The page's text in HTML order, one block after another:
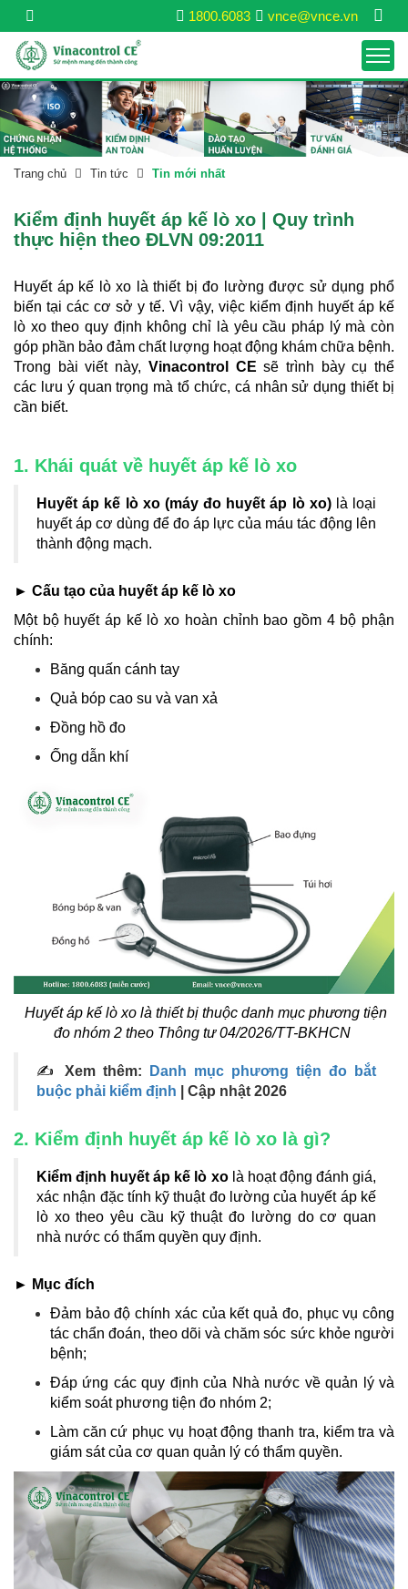
vnce@vnce.vn
1800.6083
Trang chủ Tin tức Tin mới nhất
Kiểm định huyết áp kế lò xo | Quy trình
thực hiện theo ĐLVN 09:2011
Huyết áp kế lò xo là thiết bị đo lường được sử dụng phổ
biến tại các cơ sở y tế. Vì vậy, việc kiểm định huyết áp kế
lò xo theo quy định không chỉ là yêu cầu pháp lý mà còn
góp phần bảo đảm chất lượng hoạt động khám chữa bệnh.
Trong bài viết này, Vinacontrol CE sẽ trình bày cụ thể
các lưu ý quan trọng mà tổ chức, cá nhân sử dụng thiết bị
cần biết.
1. Khái quát về huyết áp kế lò xo
Huyết áp kế lò xo (máy đo huyết áp lò xo)là loại
huyết áp cơ dùng để đo áp lực của máu tác động lên
thành động mạch.
► Cấu tạo của huyết áp kế lò xo
Một bộ huyết áp kế lò xo hoàn chỉnh bao gồm 4 bộ phận
chính:
Băng quấn cánh tay
Quả bóp cao su và van xả
Đồng hồ đo
Ống dẫn khí
Huyết áp kế lò xo là thiết bị thuộc danh mục phương tiện
đo nhóm 2 theo Thông tư 04/2026/TT-BKHCN
✍ Xem thêm:
Danh mục phương tiện đo bắt
buộc phải kiểm định | Cập nhật 2026
2. Kiểm định huyết áp kế lò xo là gì?
Kiểm định huyết áp kế lò xolà hoạt động đánh giá,
xác nhận đặc tính kỹ thuật đo lường của huyết áp kế
lò xo theo yêu cầu kỹ thuật đo lường do cơ quan
nhà nước có thẩm quyền quy định.
► Mục đích
Đảm bảo độ chính xác của kết quả đo, phục vụ công
tác chẩn đoán, theo dõi và chăm sóc sức khỏe người
bệnh;
Đáp ứng các quy định của Nhà nước về quản lý và
kiểm soát phương tiện đo nhóm 2;
Làm căn cứ phục vụ hoạt động thanh tra, kiểm tra và
giám sát của cơ quan quản lý có thẩm quyền.